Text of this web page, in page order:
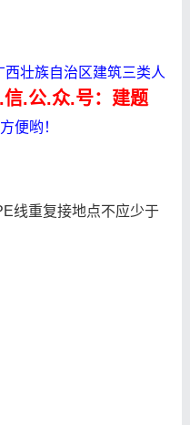
壮族自治区建筑三类人
.公.众.号：建题
便哟！
线重复接地点不应少于